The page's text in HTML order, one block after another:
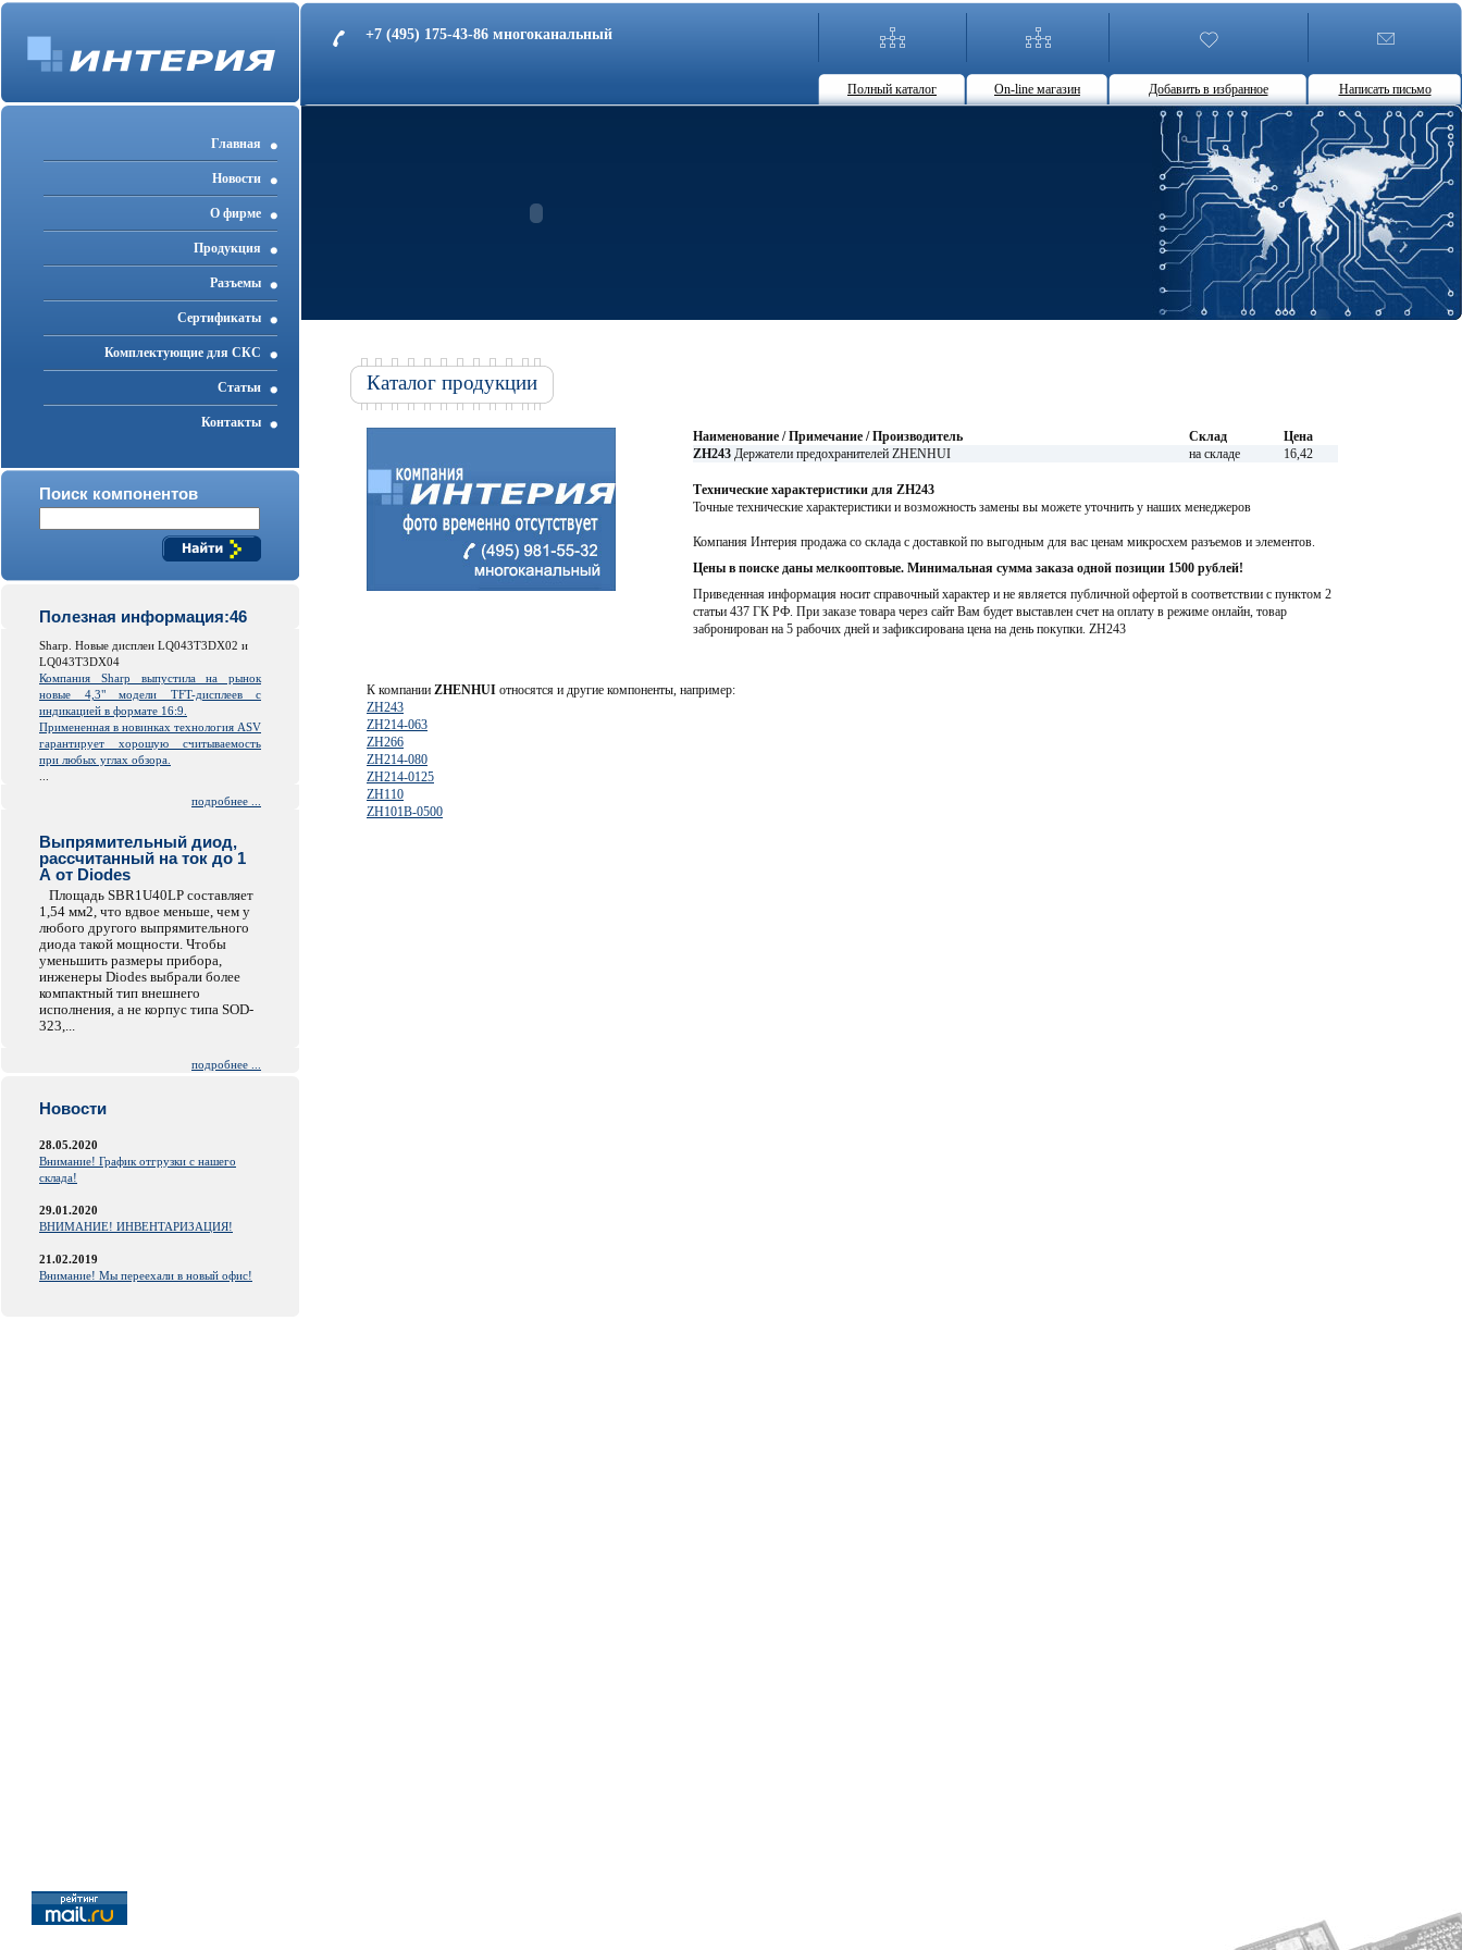
+7 (495) 175-43-86 многоканальный
Полный каталог On-line магазин Добавить в избранное Написать письмо
Главная
Новости
О фирме
Продукция
Разъемы
Cертификаты
Комплектующие для СКС
Статьи
Контакты
Поиск компонентов
Полезная информация:46
Sharp. Новые дисплеи LQ043T3DX02 и
LQ043T3DX04
Компания Sharp выпустила на рынок
новые 4,3" модели TFT-дисплеев с
индикацией в формате 16:9.
Примененная в новинках технология ASV
гарантирует хорошую считываемость
при любых углах обзора.
подробнее ...
Выпрямительный диод,
рассчитанный на ток до 1
А от Diodes
Площадь SBR1U40LP составляет
1,54 мм2, что вдвое меньше, чем у
любого другого выпрямительного
диода такой мощности. Чтобы
уменьшить размеры прибора,
инженеры Diodes выбрали более
компактный тип внешнего
исполнения, а не корпус типа SOD-
323,...
подробнее ...
Новости
28.05.2020
Внимание! График отгрузки с нашего
склада!
29.01.2020
ВНИМАНИЕ! ИНВЕНТАРИЗАЦИЯ!
21.02.2019
Внимание! Мы переехали в новый офис!
Каталог продукции
Наименование / Примечание / Производитель Склад
Цена
ZH243 Держатели предохранителей ZHENHUI на складе 16,42
Технические характеристики для ZH243
Точные технические характеристики и возможность замены вы можете уточнить у наших менеджеров
Компания Интерия продажа со склада с доставкой по выгодным для вас ценам микросхем разъемов и элементов.
Цены в поиске даны мелкооптовые. Минимальная сумма заказа одной позиции 1500 рублей!
Приведенная информация носит справочный характер и не является публичной офертой в соответствии с пунктом 2
статьи 437 ГК РФ. При заказе товара через сайт Вам будет выставлен счет на оплату в режиме онлайн, товар
забронирован на 5 рабочих дней и зафиксирована цена на день покупки. ZH243
К компании ZHENHUI относятся и другие компоненты, например:
ZH243
ZH214-063
ZH266
ZH214-080
ZH214-0125
ZH110
ZH101B-0500